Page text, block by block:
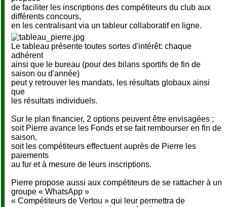
de faciliter les inscriptions des compétiteurs du club aux
différents concours,
en les centralisant via un tableur collaboratif en ligne.
Le tableau présente toutes sortes d'intérêt: chaque
adhérent
ainsi que le bureau (pour des bilans sportifs de fin de
saison ou d'année)
peut y retrouver les mandats, les résultats globaux ainsi
que
les résultats individuels.
Sur le plan financier, 2 options peuvent être envisagées ;
soit Pierre avance les Fonds et se fait rembourser en fin de
saison,
soit les compétiteurs effectuent auprès de Pierre les
paiements
au fur et à mesure de leurs inscriptions.
Pierre propose aussi aux compétiteurs de se rattacher à un
groupe « WhatsApp »
« Compétiteurs de Vertou » qui leur permettra de